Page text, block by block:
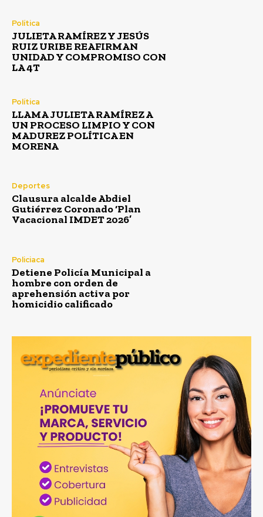
Política
JULIETA RAMÍREZ Y JESÚS
RUIZ URIBE REAFIRMAN
UNIDAD Y COMPROMISO CON
LA 4T
Política
LLAMA JULIETA RAMÍREZ A
UN PROCESO LIMPIO Y CON
MADUREZ POLÍTICA EN
MORENA
Deportes
Clausura alcalde Abdiel
Gutiérrez Coronado ‘Plan
Vacacional IMDET 2026’
Policiaca
Detiene Policía Municipal a
hombre con orden de
aprehensión activa por
homicidio calificado